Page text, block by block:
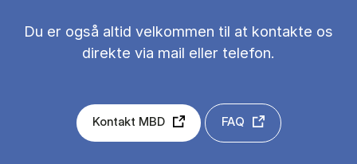
Du er også al­tid vel­kom­men til at kon­tak­te os
di­rek­te via mail el­ler te­le­fon.
Kontakt MBD FAQ